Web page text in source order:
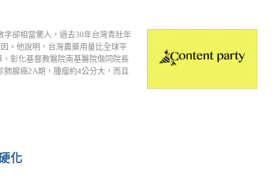
字卻相當驚人，過去30年台灣青壯年
。他說明，台灣農藥用量比全球平
彰化基督教醫院南基醫院偕同院長
腺癌2A期，腫瘤約4公分大，而且
化